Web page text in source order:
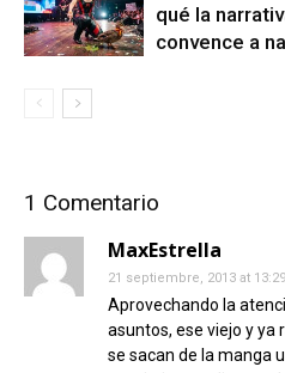
qué la
convence a
1 Comentario
MaxEstrella
21 septiembre, 2013 at 13:29
Aprovechando la
asuntos, ese viejo y ya
se sacan de la manga